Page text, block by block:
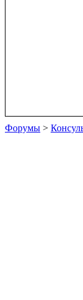
Форумы >